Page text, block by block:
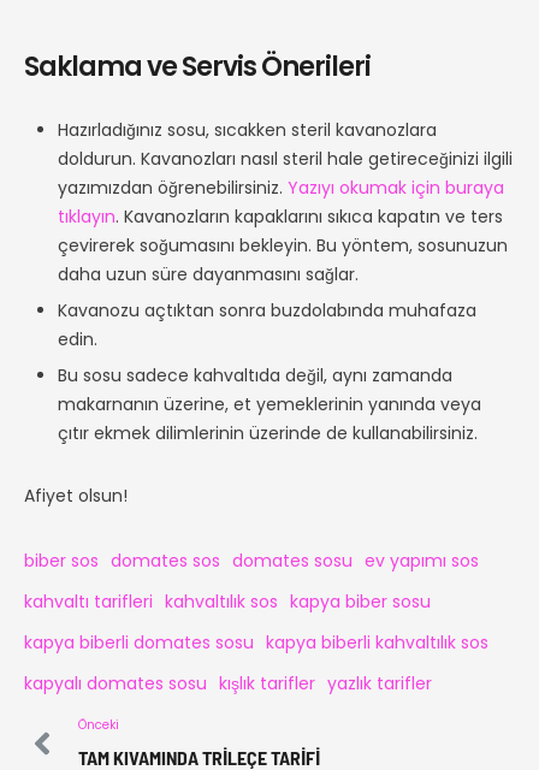
Saklama ve Servis Önerileri
Hazırladığınız sosu, sıcakken steril kavanozlara
doldurun. Kavanozları nasıl steril hale getireceğinizi ilgili
yazımızdan öğrenebilirsiniz. Yazıyı okumak için buraya
tıklayın. Kavanozların kapaklarını sıkıca kapatın ve ters
çevirerek soğumasını bekleyin. Bu yöntem, sosunuzun
daha uzun süre dayanmasını sağlar.
Kavanozu açtıktan sonra buzdolabında muhafaza
edin.
Bu sosu sadece kahvaltıda değil, aynı zamanda
makarnanın üzerine, et yemeklerinin yanında veya
çıtır ekmek dilimlerinin üzerinde de kullanabilirsiniz.
Afiyet olsun!
biber sos domates sos domates sosu ev yapımı sos
kahvaltı tarifleri kahvaltılık sos kapya biber sosu
kapya biberli domates sosu kapya biberli kahvaltılık sos
kapyalı domates sosu kışlık tarifler yazlık tarifler
Önceki
TAM KIVAMINDA TRILEÇE TARIFI